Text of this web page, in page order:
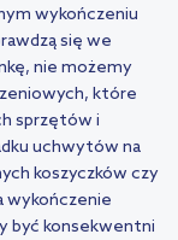
wykończeniu
się we
nie możemy
które
sprzętów i
uchwytów na
koszyczków czy
wykończenie
być konsekwentni